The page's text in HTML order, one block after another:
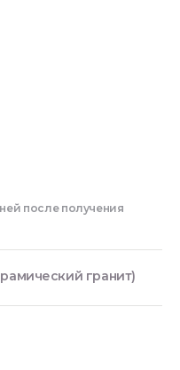
после получения
гранит)